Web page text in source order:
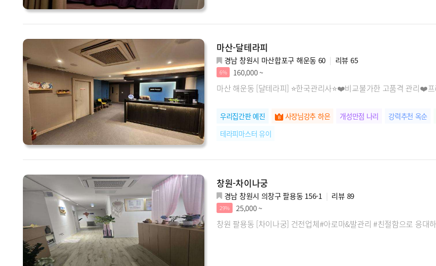
마산-달테라피
경남 창원시 마산합포구 해운동 60 리뷰 65
6% 160,000 ~
마산 해운동 [달테라피] ⭐한국관리사⭐❤️비교불가한 고품격 관리❤️
우리집간판 예진 사장님강추 하은 개성만점 나리 강력추천 옥순
테라피마스터 유이
창원-차이나궁
경남 창원시 의창구 팔용동 156-1 리뷰 89
29% 25,000 ~
창원 팔용동 [차이나궁] 건전업체#아로마&발관리 #친절함으로 응대